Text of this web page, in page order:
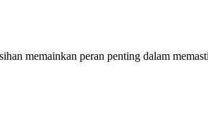
memainkan peran penting dalam